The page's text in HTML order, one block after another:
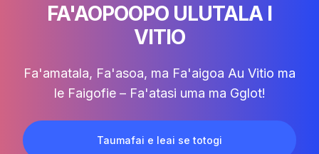
FA'AOPOOPO ULUTALA I
VITIO
Fa'amatala, Fa'asoa, ma Fa'aigoa Au Vitio ma
le Faigofie – Fa'atasi uma ma Gglot!
Taumafai e leai se totogi